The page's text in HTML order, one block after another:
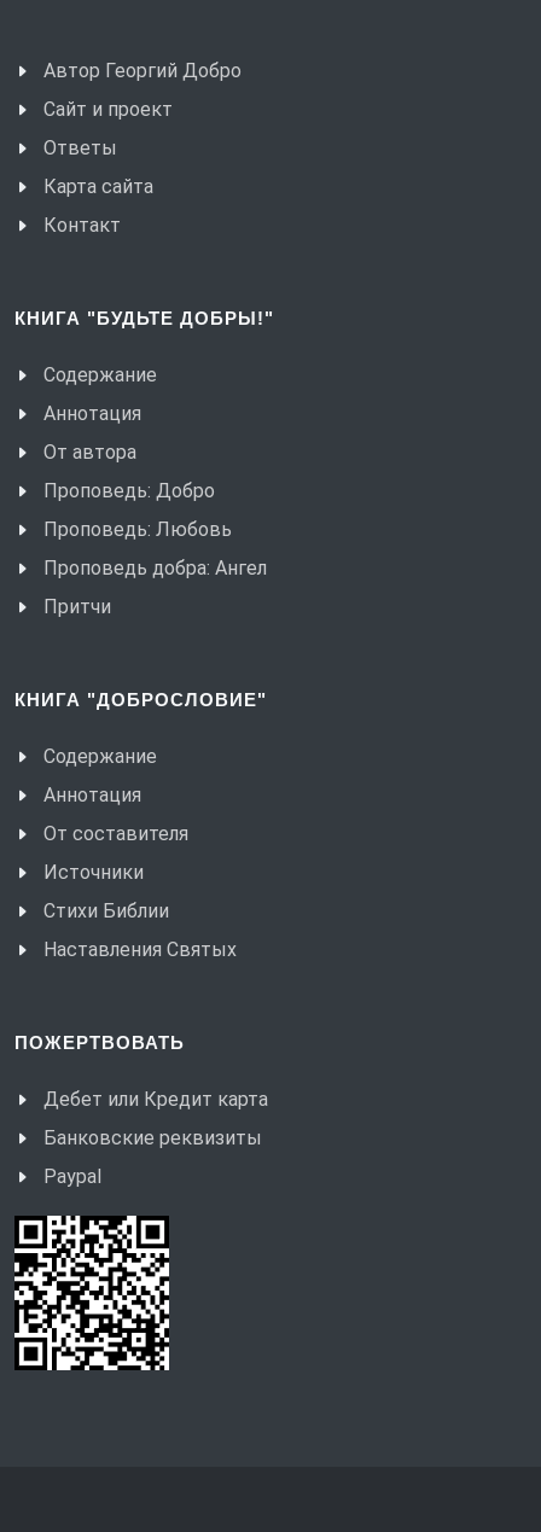
Автор Георгий Добро
Сайт и проект
Ответы
Карта сайта
Контакт
КНИГА "БУДЬТЕ ДОБРЫ!"
Содержание
Аннотация
От автора
Проповедь: Добро
Проповедь: Любовь
Проповедь добра: Ангел
Притчи
КНИГА "ДОБРОСЛОВИЕ"
Содержание
Аннотация
От составителя
Источники
Стихи Библии
Наставления Святых
ПОЖЕРТВОВАТЬ
Дебет или Кредит карта
Банковские реквизиты
Paypal